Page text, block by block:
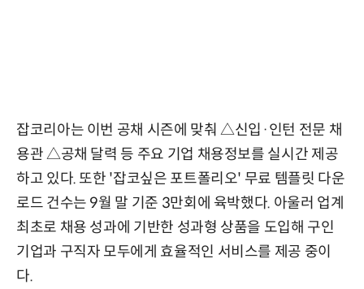
잡코리아는 이번 공채 시즌에 맞춰 △신입·인턴 전문 채
용관 △공채 달력 등 주요 기업 채용정보를 실시간 제공
하고 있다. 또한 '잡코싶은 포트폴리오' 무료 템플릿 다운
로드 건수는 9월 말 기준 3만회에 육박했다. 아울러 업계
최초로 채용 성과에 기반한 성과형 상품을 도입해 구인
기업과 구직자 모두에게 효율적인 서비스를 제공 중이
다.